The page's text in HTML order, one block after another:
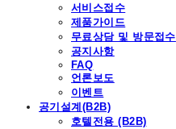
서비스접수
제품가이드
무료상담 및 방문접수
공지사항
FAQ
언론보도
이벤트
공기설계(B2B)
호텔전용 (B2B)